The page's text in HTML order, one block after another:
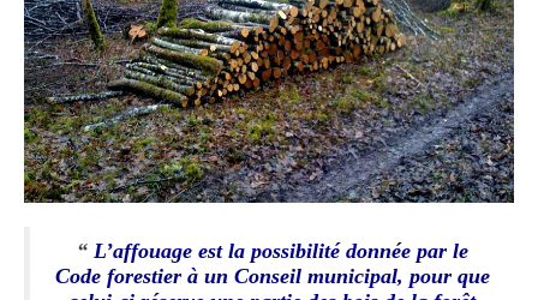
Hébergement
Services publics
Formalités administratives
Santé
Téléphonie mobile / Internet
“ L’affouage est la possibilité donnée par le
Code forestier à un Conseil municipal, pour que